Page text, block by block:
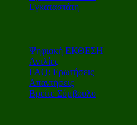
Εγκαταστάτη
Ψηφιακή ΕΚΘΕΣΗ –
Αντλίες
FAQ: Ερωτήσεις –
Απαντήσεις
Βρείτε Σύμβουλο